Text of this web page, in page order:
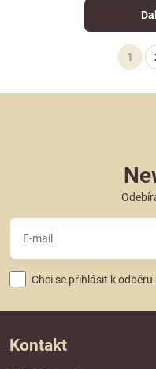
1
Chci se přihlásit k
Kontakt